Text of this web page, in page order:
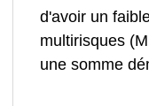
d'avoir un
multirisques
une somme